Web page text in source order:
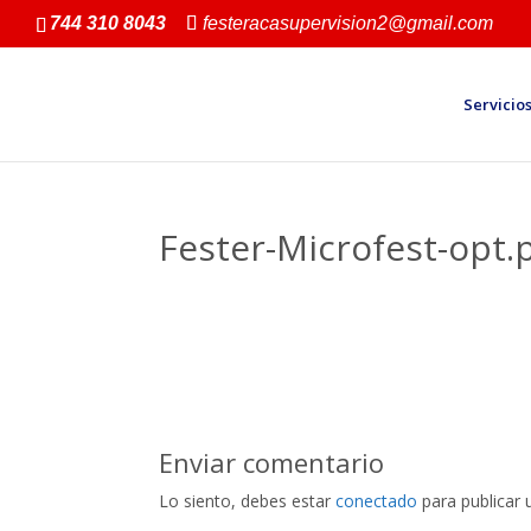
744 310 8043 festeracasupervision2@gmail.com
Servicios
Fester-Microfest-
Enviar comentario
Lo siento, debes estarconectado para publicar